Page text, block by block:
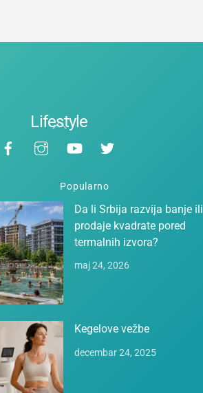
Back
To
Lifestyle
Facebook
Popularno
Da li Srbija razvija banje ili
prodaje kvadrate pored
termalnih izvora?
maj 24, 2026
Kegelove vežbe
decembar 24, 2025